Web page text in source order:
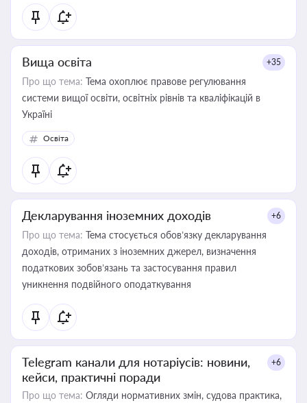
Вища освіта +35
Про що тема: Тема охоплює правове регулювання
системи вищої освіти, освітніх рівнів та кваліфікацій в
Україні
Освіта
Декларування іноземних доходів +6
Про що тема: Тема стосується обов’язку декларування
доходів, отриманих з іноземних джерел, визначення
податкових зобов’язань та застосування правил
уникнення подвійного оподаткування
Telegram канали для нотаріусів: новини,
кейси, практичні поради
+6
Про що тема: Огляди нормативних змін, судова практика,